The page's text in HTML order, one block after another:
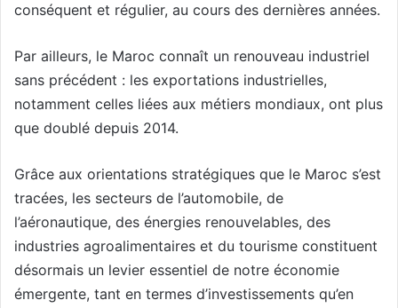
conséquent et régulier, au cours des dernières années.
Par ailleurs, le Maroc connaît un renouveau industriel
sans précédent : les exportations industrielles,
notamment celles liées aux métiers mondiaux, ont plus
que doublé depuis 2014.
Grâce aux orientations stratégiques que le Maroc s’est
tracées, les secteurs de l’automobile, de
l’aéronautique, des énergies renouvelables, des
industries agroalimentaires et du tourisme constituent
désormais un levier essentiel de notre économie
émergente, tant en termes d’investissements qu’en